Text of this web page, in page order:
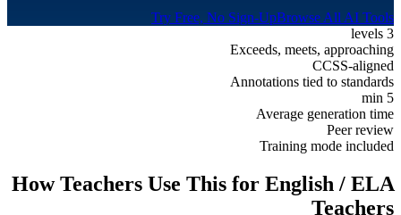
Try Free, No Sign-UpBrowse All AI Tools
3 levels
Exceeds, meets, approaching
CCSS-aligned
Annotations tied to standards
5 min
Average generation time
Peer review
Training mode included
How Teachers Use This for English / ELA
Teachers